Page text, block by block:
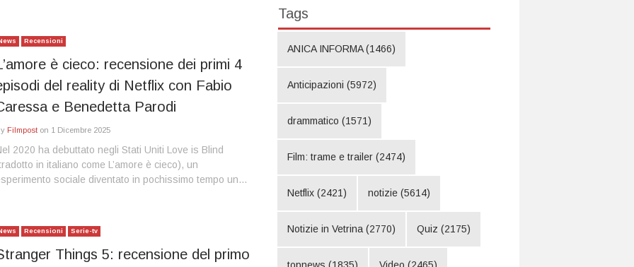
Recensioni
è cieco: recensione dei primi 4
del reality di Netflix con Fabio
e Benedetta Parodi
Filmpost on 1 Dicembre 2025
2020 ha debuttato negli Stati Uniti Love is Blind
in italiano come L’amore è cieco), un
sociale diventato in pochissimo tempo un…
Recensioni Serie-tv
Things 5: recensione del primo
Tags
ANICA INFORMA(1466)
Anticipazioni (5972)
drammatico (1571)
Film: trame e trailer (2474)
Netflix (2421) notizie (5614)
Notizie in Vetrina (2770) Quiz (2175)